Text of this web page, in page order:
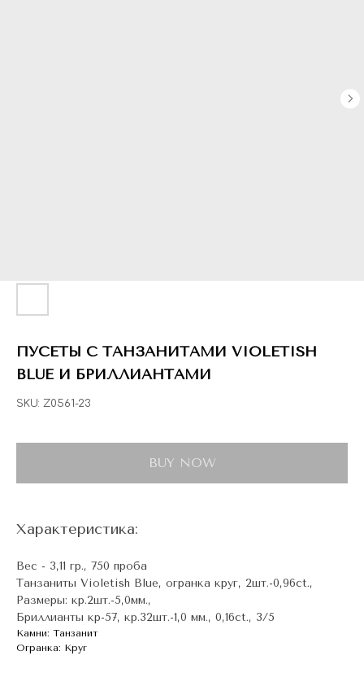
ПУСЕТЫ С ТАНЗАНИТАМИ VIOLETISH
BLUE И БРИЛЛИАНТАМИ
SKU: Z0561-23
BUY NOW
Характеристика:
Вес - 3,11 гр., 750 проба
Танзаниты Violetish Blue, огранка круг, 2шт.-0,96ct.,
Размеры: кр.2шт.-5,0мм.,
Бриллианты кр-57, кр.32шт.-1,0 мм., 0,16ct., 3/5
Камни: Танзанит
Огранка: Круг